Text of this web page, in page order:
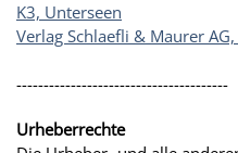
K3, Unterseen
Verlag Schlaefli & Maurer
---------------------------------------
Urheberrechte